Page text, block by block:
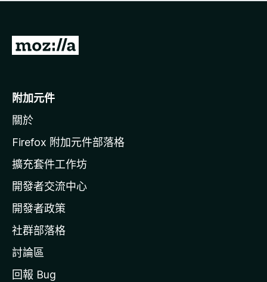
有
前
o
i
l
a
官
網
附加元件
關於
Firefox 附加元件部落格
擴充套件工作坊
開發者交流中心
開發者政策
社群部落格
討論區
回報 Bug